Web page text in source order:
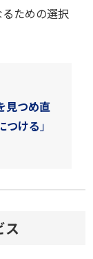
ための選択
見つめ直
つける 」
ス